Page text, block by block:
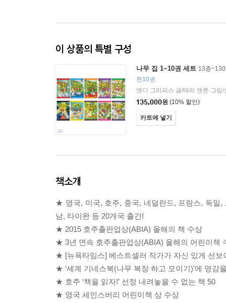
이 상품의 특별 구성
나무 집 1~10권 세트 13층
전10권
앤디 그리피스 글/테리 덴톤 그림/
135,000원 (10% 할인)
카트에 넣기
책소개
★ 영국, 미국, 호주, 중국, 네덜란드, 프랑스, 독일,
남, 타이완 등 20개국 출간!
★ 2015 호주출판업상(ABIA) 올해의 책 수상
★ 3년 연속 호주출판업상(ABIA) 올해의 어린이책
★ [뉴욕타임스] 베스트셀러 작가가 자신 있게 선보
★ ‘세계 기네스북(나무 복장 하고 모이기)’에 영감
★ 호주 ‘책을 읽자!’ 선정 내려놓을 수 없는 책 50
★ 영국 세인스버리 어린이책 상 수상